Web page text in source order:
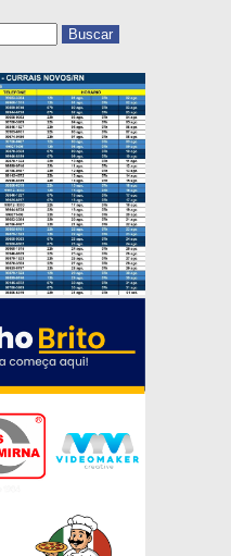
Buscar